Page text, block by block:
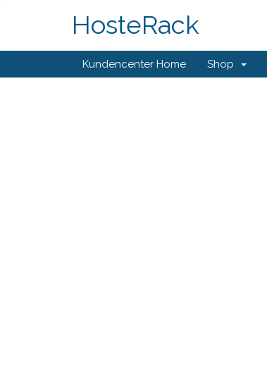
HosteRack
Kundencenter Home Shop